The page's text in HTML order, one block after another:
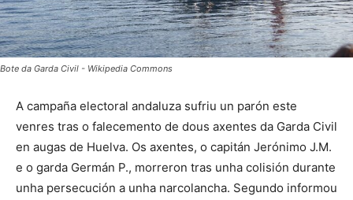
Bote da Garda Civil - Wikipedia Commons
A campaña electoral andaluza sufriu un parón este
venres tras o falecemento de dous axentes da Garda Civil
en augas de Huelva. Os axentes, o capitán Jerónimo J.M.
e o garda Germán P., morreron tras unha colisión durante
unha persecución a unha narcolancha. Segundo informou